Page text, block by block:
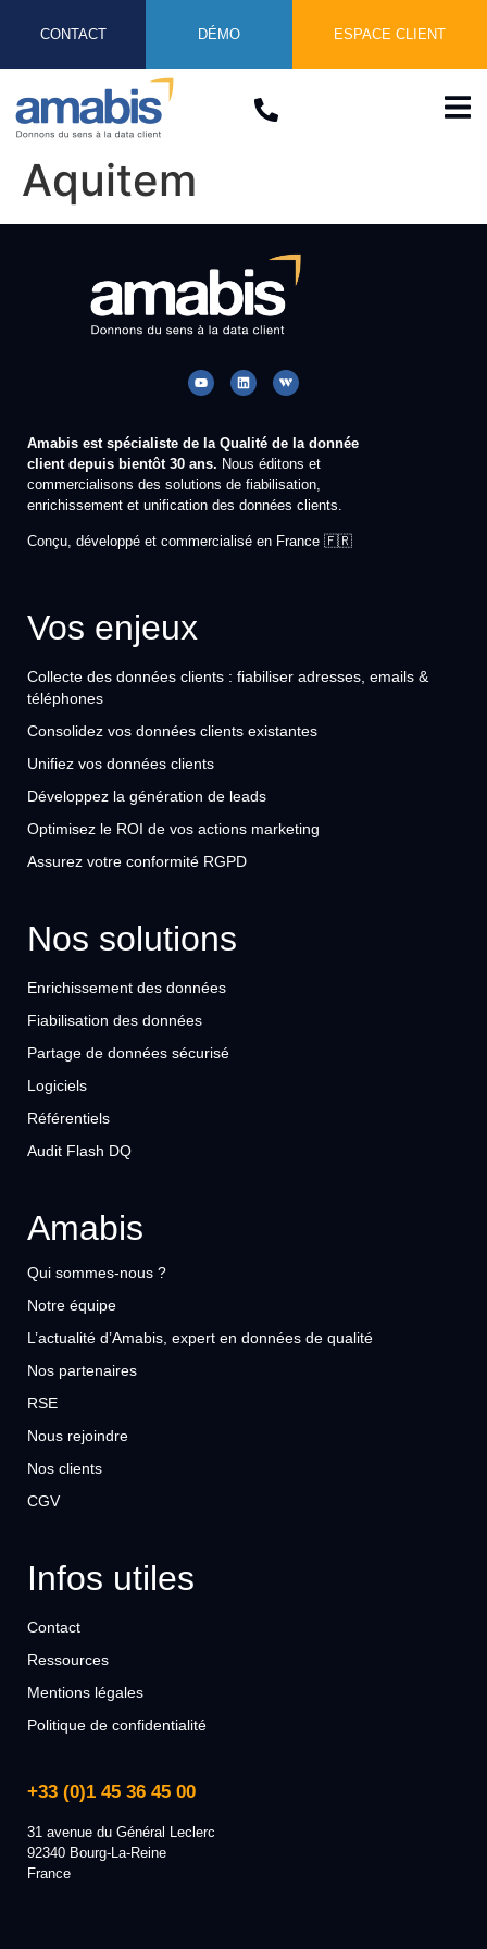
CONTACT DÉMO ESPACE CLIENT
Aquitem
Amabis est spécialiste de la Qualité de la donnée
client depuis bientôt 30 ans. Nous éditons et
commercialisons des solutions de fiabilisation,
enrichissement et unification des données clients.
Conçu, développé et commercialisé en France 🇫🇷
Vos enjeux
Collecte des données clients : fiabiliser adresses, emails &
téléphones
Consolidez vos données clients existantes
Unifiez vos données clients
Développez la génération de leads
Optimisez le ROI de vos actions marketing
Assurez votre conformité RGPD
Nos solutions
Enrichissement des données
Fiabilisation des données
Partage de données sécurisé
Logiciels
Référentiels
Audit Flash DQ
Amabis
Qui sommes-nous ?
Notre équipe
L’actualité d’Amabis, expert en données de qualité
Nos partenaires
RSE
Nous rejoindre
Nos clients
CGV
Infos utiles
Contact
Ressources
Mentions légales
Politique de confidentialité
+33 (0)1 45 36 45 00
31 avenue du Général Leclerc
92340 Bourg-La-Reine
France